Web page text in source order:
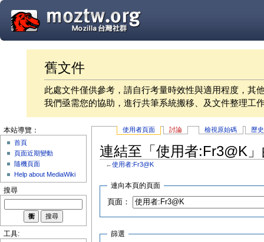
舊文件
此處文件僅供參考，請自行考量時效性與適用程度，其
我們亟需您的協助，進行共筆系統搬移、及文件整理工
使用者頁面 討論 檢視原始碼 歷
連結至「使用者:Fr3@K
←使用者:Fr3@K
連向本頁的頁面
頁面：
篩選
本站導覽：
首頁
頁面近期變動
隨機頁面
Help about MediaWiki
搜尋
工具: